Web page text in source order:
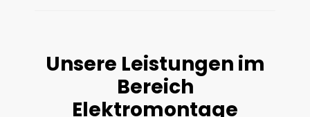
Unsere Leistungen im
Bereich
Elektromontage